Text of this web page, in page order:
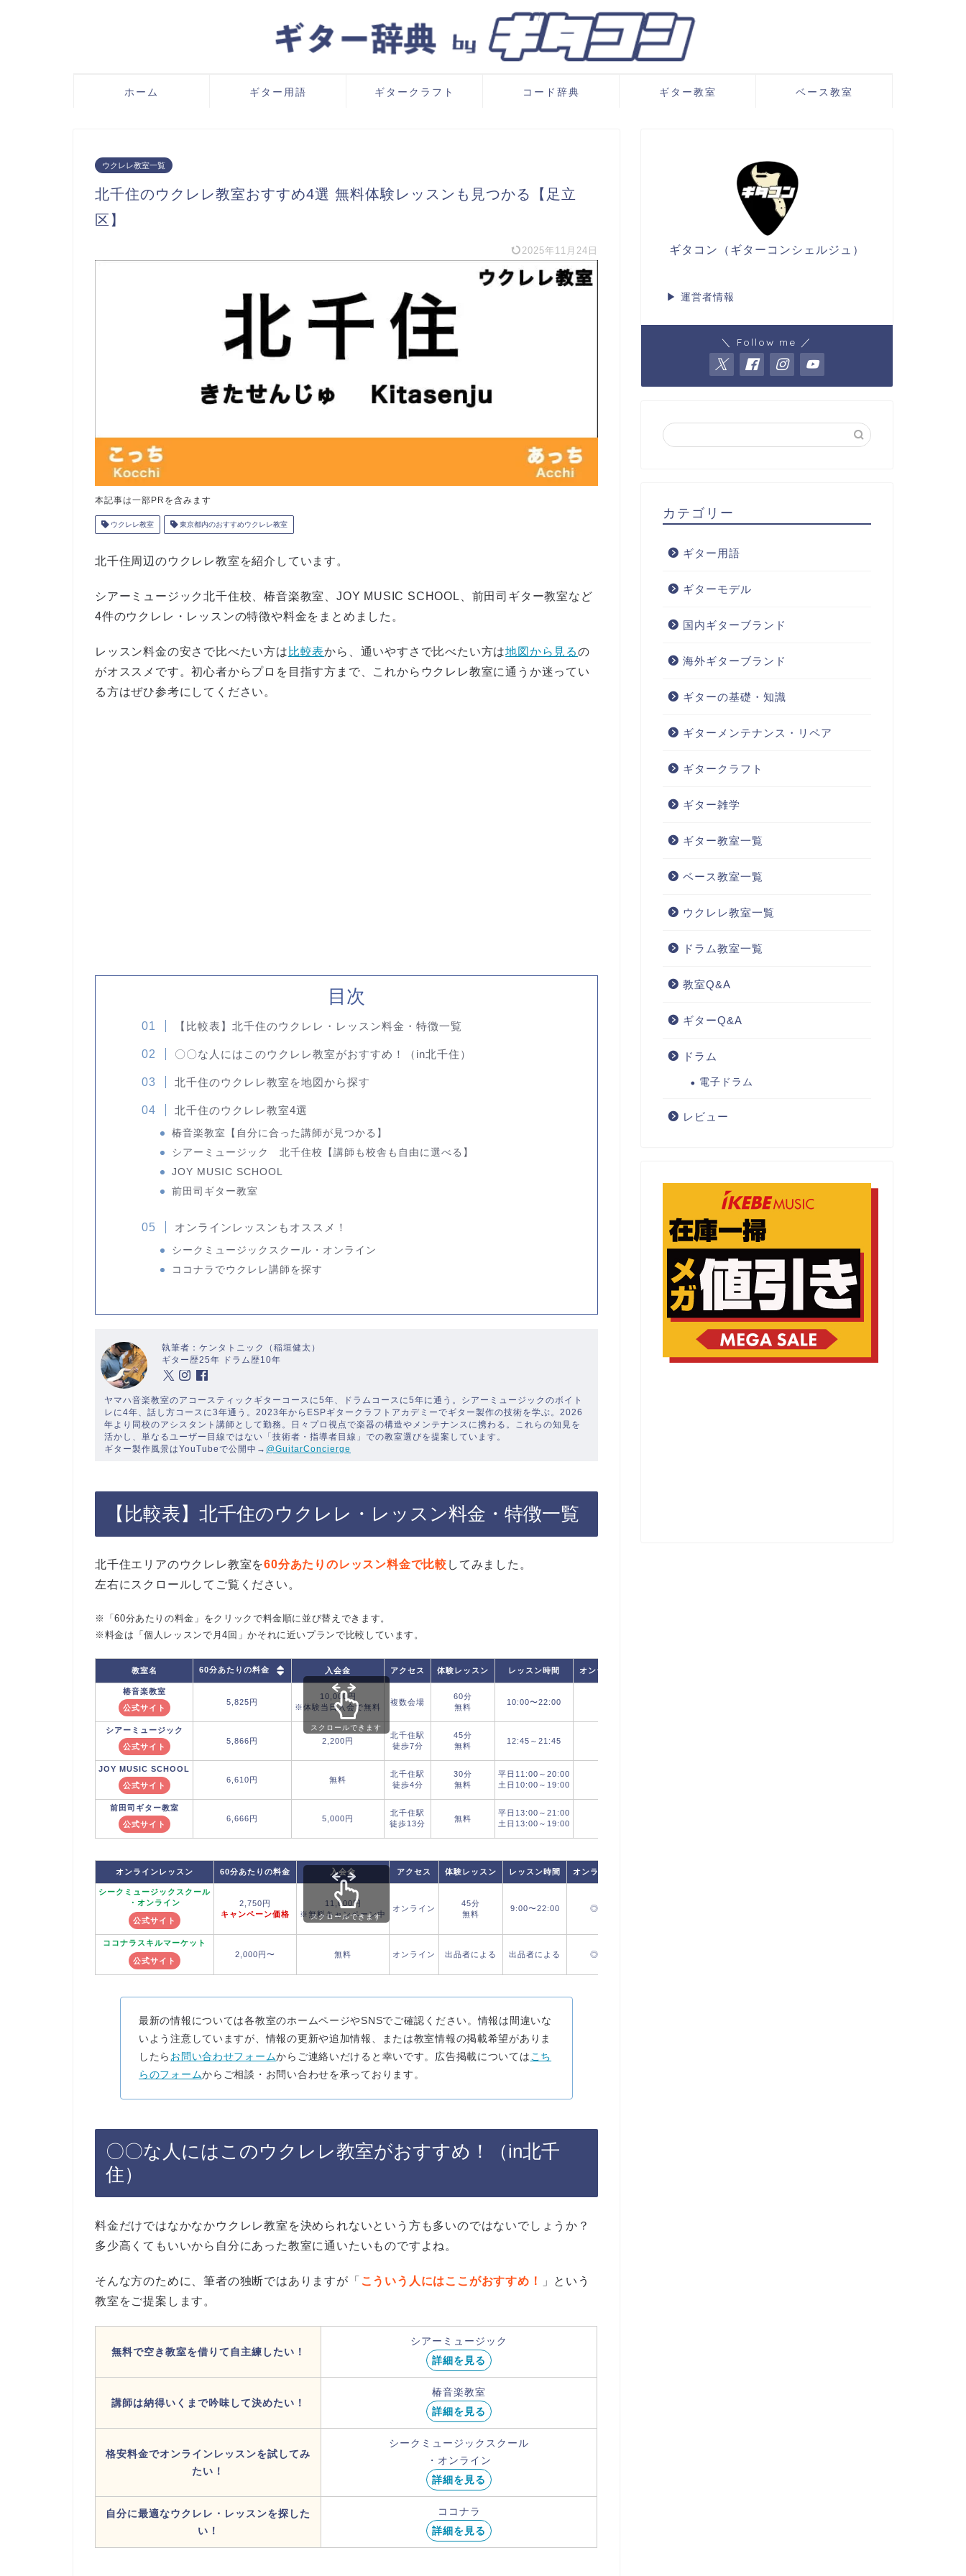
ホーム ギター用語 ギタークラフト コード辞典 ギター教室 ベース教室
ウクレレ教室一覧
北千住のウクレレ教室おすすめ4選 無料体験レッスンも見つかる【足立
区】
2025年11月24日
本記事は一部PRを含みます
ウクレレ教室 東京都内のおすすめウクレレ教室
北千住周辺のウクレレ教室を紹介しています。
シアーミュージック北千住校、椿音楽教室、JOY MUSIC SCHOOL、前田司ギター教室など
4件のウクレレ・レッスンの特徴や料金をまとめました。
レッスン料金の安さで比べたい方は 比較表から、通いやすさで比べたい方は地図から見るの
がオススメです。初心者からプロを目指す方まで、これからウクレレ教室に通うか迷ってい
る方はぜひ参考にしてください。
目次
【比較表】北千住のウクレレ・レッスン料金・特徴一覧
〇〇な人にはこのウクレレ教室がおすすめ！（in北千住）
北千住のウクレレ教室を地図から探す
北千住のウクレレ教室4選
椿音楽教室
【自分に合った講師が見つかる】
シアーミュージック 北千住校
【講師も校舎も自由に選べる】
JOY MUSIC SCHOOL
前田司ギター教室
オンラインレッスンもオススメ！
シークミュージックスクール・オンライン
ココナラでウクレレ講師を探す
執筆者：ケンタトニック（稲垣健太）
ギター歴25年 ドラム歴10年
ヤマハ音楽教室のアコースティックギターコースに5年、ドラムコースに5年に通う。シアーミュージックのボイト
レに4年、話し方コースに3年通う。2023年からESPギタークラフトアカデミーでギター製作の技術を学ぶ。2026
年より同校のアシスタント講師として勤務。日々プロ視点で楽器の構造やメンテナンスに携わる。これらの知見を
活かし、単なるユーザー目線ではない「技術者・指導者目線」での教室選びを提案しています。
ギター製作風景はYouTubeで公開中→ @GuitarConcierge
【比較表】北千住のウクレレ・レッスン料金・特徴一覧
北千住エリアのウクレレ教室を60分あたりのレッスン料金で比較 してみました。
左右にスクロールしてご覧ください。
※「60分あたりの料金」をクリックで料金順に並び替えできます。
※料金は「個人レッスンで月4回」かそれに近いプランで比較しています。
教室名 60分あたりの料金 入会金 アクセス 体験レッスン レッスン時間 オンライン
椿音楽教室
公式サイト
5,825円
10,000円
※体験当日入会で無料
複数会場
60分
無料
10:00〜22:00
シアーミュージック
公式サイト
5,866円 2,200円
北千住駅
徒歩7分
45分
無料
12:45～21:45
JOY MUSIC SCHOOL
公式サイト
6,610円 無料
北千住駅
徒歩4分
30分
無料
平日11:00～20:00
土日10:00～19:00
前田司ギター教室
公式サイト
6,666円 5,000円
北千住駅
徒歩13分
無料
平日13:00～21:00
土日13:00～19:00
スクロールできます
オンラインレッスン 60分あたりの料金 入会金 アクセス 体験レッスン レッスン時間 オンライン
シークミュージックスクール
・オンライン
公式サイト
2,750円
キャンペーン価格
11,000円
※無料キャンペーン中
オンライン
45分
無料
9:00〜22:00 ◎
ココナラ スキルマーケット
公式サイト
2,000円〜 無料 オンライン 出品者による 出品者による ◎
スクロールできます
最新の情報については各教室のホームページやSNSでご確認ください。情報は間違いな
いよう注意していますが、情報の更新や追加情報、または教室情報の掲載希望がありま
したら お問い合わせフォームからご連絡いだけると幸いです。広告掲載については こち
らのフォームからご相談・お問い合わせを承っております。
〇〇な人にはこのウクレレ教室がおすすめ！（in北千
住）
料金だけではなかなかウクレレ教室を決められないという方も多いのではないでしょうか？
多少高くてもいいから自分にあった教室に通いたいものですよね。
そんな方のために、筆者の独断ではありますが「 こういう人にはここがおすすめ！
」という
教室をご提案します。
無料で空き教室を借りて自主練したい！
シアーミュージック
詳細を見る
講師は納得いくまで吟味して決めたい！
椿音楽教室
詳細を見る
格安料金でオンラインレッスンを試してみ
たい！
シークミュージックスクール
・オンライン
詳細を見る
自分に最適なウクレレ・レッスンを探した
い！
ココナラ
詳細を見る
ギタコン（ギターコンシェルジュ）
▶ 運営者情報
＼ Follow me ／
カテゴリー
ギター用語
ギターモデル
国内ギターブランド
海外ギターブランド
ギターの基礎・知識
ギターメンテナンス・リペア
ギタークラフト
ギター雑学
ギター教室一覧
ベース教室一覧
ウクレレ教室一覧
ドラム教室一覧
教室Q&A
ギターQ&A
ドラム
電子ドラム
レビュー